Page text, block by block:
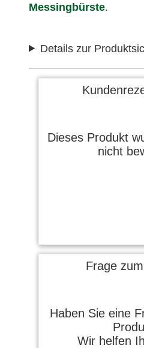
Messingbürste.
Details zur
Dieses Produkt
nicht
Frage
Haben Sie eine
Wir helfen